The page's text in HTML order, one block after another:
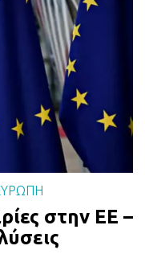
DATA
ΔΕΙΚΤΕΣ
CHARTS
PODCASTS
στην ΕΕ –